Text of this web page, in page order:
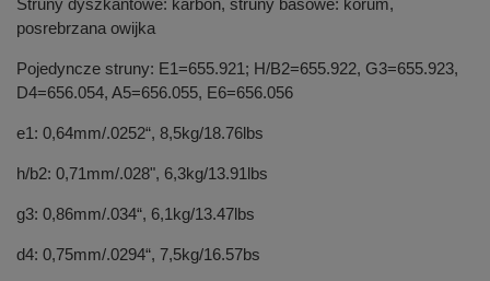
Struny dyszkantowe: karbon, struny basowe: korum,
posrebrzana owijka
Pojedyncze struny: E1=655.921; H/B2=655.922, G3=655.923,
D4=656.054, A5=656.055, E6=656.056
e1: 0,64mm/.0252“, 8,5kg/18.76lbs
h/b2: 0,71mm/.028", 6,3kg/13.91lbs
g3: 0,86mm/.034“, 6,1kg/13.47lbs
d4: 0,75mm/.0294“, 7,5kg/16.57bs